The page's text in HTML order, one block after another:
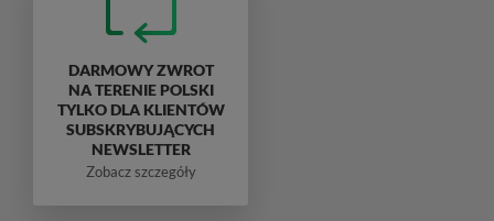
DARMOWY ZWROT
NA TERENIE POLSKI
TYLKO DLA KLIENTÓW
SUBSKRYBUJĄCYCH
NEWSLETTER
Zobacz szczegóły